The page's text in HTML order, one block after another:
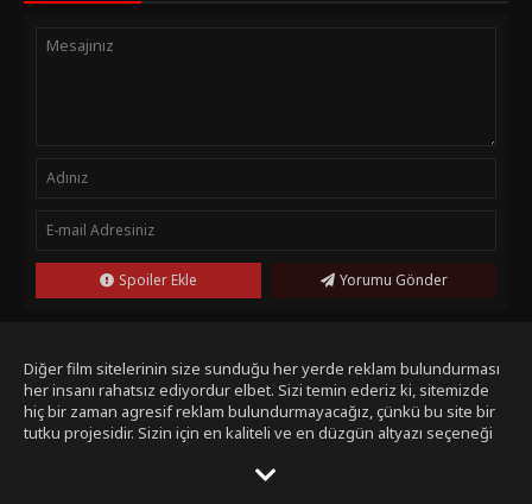
Spoiler Ekle Yorumu Gönder
Diğer film sitelerinin size sunduğu her yerde reklam bulundurması
her insanı rahatsız ediyordur elbet. Sizi temin ederiz ki, sitemizde
hiç bir zaman agresif reklam bulundurmayacağız, çünkü bu site bir
tutku projesidir. Sizin için en kaliteli ve en düzgün altyazı seçeneği